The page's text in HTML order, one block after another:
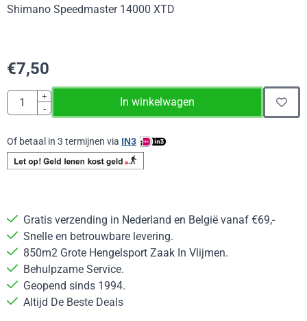
Shimano Speedmaster 14000 XTD
€7,50
Aantal
+
-
In winkelwagen
Of betaal in 3 termijnen via IN3
Gratis verzending in Nederland en België vanaf €69,-
Snelle en betrouwbare levering.
850m2 Grote Hengelsport Zaak In Vlijmen.
Behulpzame Service.
Geopend sinds 1994.
Altijd De Beste Deals